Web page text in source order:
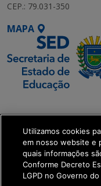
CEP.: 79.031-350
MAPA
Executiva de
Transformação
get_footer();
Utilizamos cookies
em nosso website e
quais informações
Conforme Decreto
LGPD no Governo